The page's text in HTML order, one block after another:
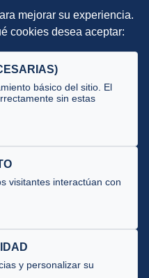
mejorar su experiencia.
cookies desea aceptar:
básico del sitio. El
sin estas
visitantes interactúan con
y personalizar su